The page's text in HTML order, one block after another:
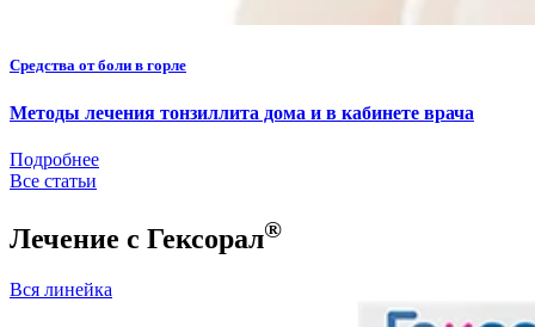
Средства от боли в горле
Методы лечения тонзиллита дома и в кабинете врача
Подробнее
Все статьи
Лечение с Гексорал®
Вся линейка